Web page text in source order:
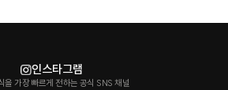
인스타그램
을 가장 빠르게 전하는 공식 SNS 채널